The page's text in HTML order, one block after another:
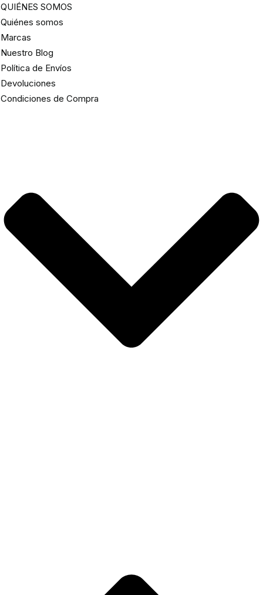
QUIÉNES SOMOS
Quiénes somos
Marcas
Nuestro Blog
Política de Envíos
Devoluciones
Condiciones de Compra